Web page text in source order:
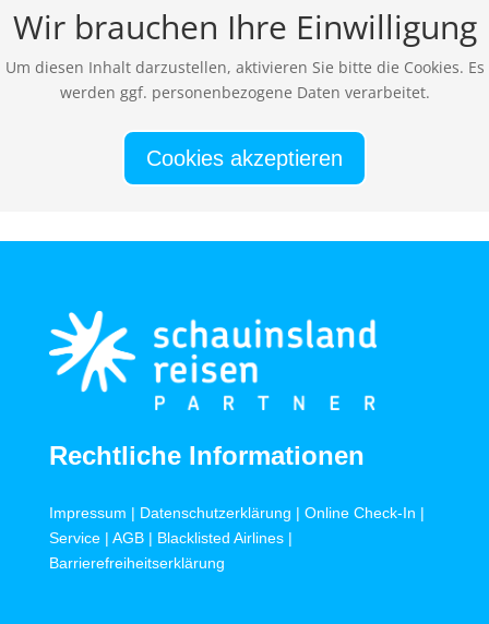
Wir brauchen Ihre Einwilligung
Um diesen Inhalt darzustellen, aktivieren Sie bitte die Cookies. Es
werden ggf. personenbezogene Daten verarbeitet.
Cookies akzeptieren
Rechtliche Informationen
Impressum | Datenschutzerklärung | Online Check-In |
Service| AGB| Blacklisted Airlines|
Barrierefreiheitserklärung